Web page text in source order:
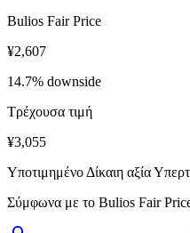
Bulios Fair Price
¥2,607
14.7% downside
Τρέχουσα τιμή
¥3,055
Υποτιμημένο Δίκαιη αξία
Σύμφωνα με το Bulios Fair Price,